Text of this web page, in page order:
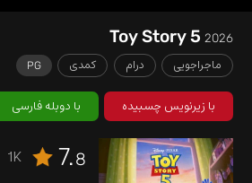
Toy Story 52026
ماجراجویی درام کمدی PG
با زیرنویس چسبیده با دوبله فارسی
7.8
1K